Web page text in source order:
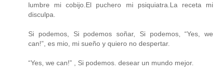
lumbre mi cobijo.El puchero mi psiquiatra.La receta mi
disculpa.
Si podemos, Si podemos soñar, Si podemos, “Yes, we
can!”, es mio, mi sueño y quiero no despertar.
“Yes, we can!” , Si podemos. desear un mundo mejor.